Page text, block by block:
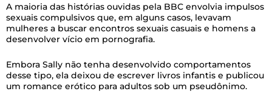
A maioria das histórias ouvidas pela BBC envolvia impulsos
sexuais compulsivos que, em alguns casos, levavam
mulheres a buscar encontros sexuais casuais e homens a
desenvolver vício em pornografia.
Embora Sally não tenha desenvolvido comportamentos
desse tipo, ela deixou de escrever livros infantis e publicou
um romance erótico para adultos sob um pseudônimo.